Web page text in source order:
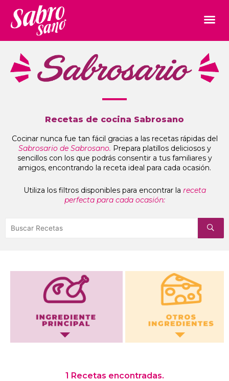
Recetas de cocina Sabrosano
Cocinar nunca fue tan fácil gracias a las recetas rápidas del
Sabrosario de Sabrosano. Prepara platillos deliciosos y
sencillos con los que podrás consentir a tus familiares y
amigos, encontrando la receta ideal para cada ocasión.
Utiliza los filtros disponibles para encontrar la receta
perfecta para cada ocasión:
Otros Ingredientes
1 Recetas encontradas.